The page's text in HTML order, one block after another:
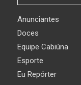
Anunciantes
Doces
Equipe Cabiúna
Esporte
Eu Repórter